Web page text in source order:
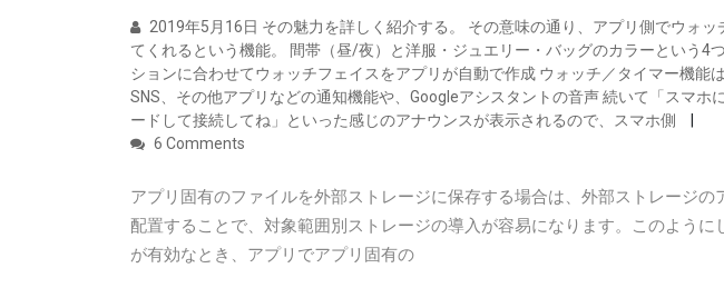
2019年5月16日 その魅力を詳しく紹介する。 その意味の通り、アプリ側でウォッ
てくれるという機能。 間帯（昼/夜）と洋服・ジュエリー・バッグのカラーという4
ションに合わせてウォッチフェイスをアプリが自動で作成 ウォッチ／タイマー機能
SNS、その他アプリなどの通知機能や、Googleアシスタントの音声 続いて「スマホ
ードして接続してね」といった感じのアナウンスが表示されるので、スマホ側
6 Comments
アプリ固有のファイルを外部ストレージに保存する場合は、外部ストレージの
配置することで、対象範囲別ストレージの導入が容易になります。このように
が有効なとき、アプリでアプリ固有の